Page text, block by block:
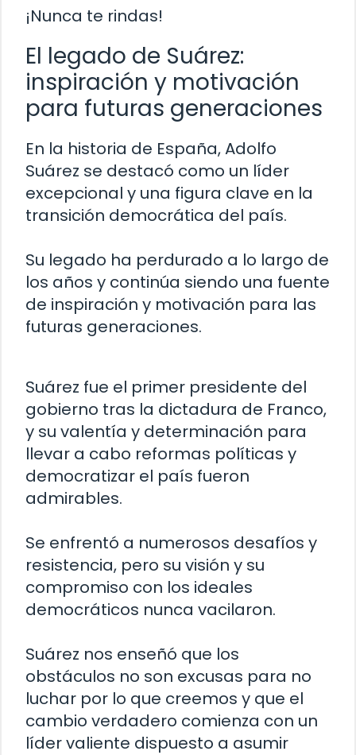
¡Nunca te rindas!
El legado de Suárez:
inspiración y motivación
para futuras generaciones
En la historia de España, Adolfo
Suárez se destacó como un líder
excepcional y una figura clave en la
transición democrática del país.
Su legado ha perdurado a lo largo de
los años y continúa siendo una fuente
de inspiración y motivación para las
futuras generaciones.
Suárez fue el primer presidente del
gobierno tras la dictadura de Franco,
y su valentía y determinación para
llevar a cabo reformas políticas y
democratizar el país fueron
admirables.
Se enfrentó a numerosos desafíos y
resistencia, pero su visión y su
compromiso con los ideales
democráticos nunca vacilaron.
Suárez nos enseñó que los
obstáculos no son excusas para no
luchar por lo que creemos y que el
cambio verdadero comienza con un
líder valiente dispuesto a asumir